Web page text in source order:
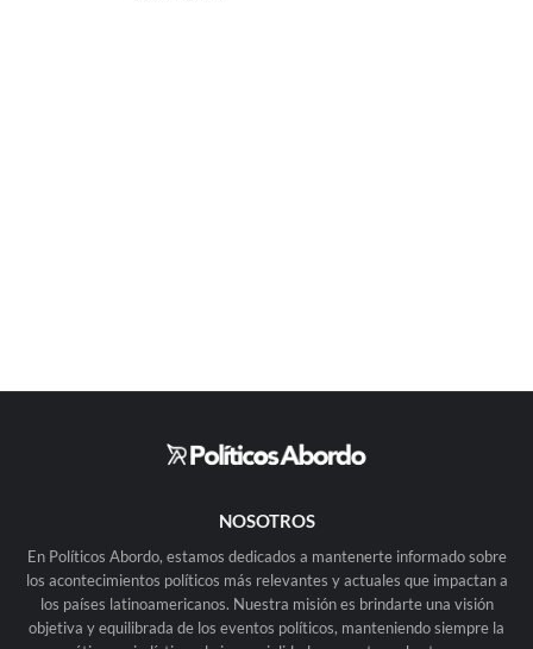
NOSOTROS
En Políticos Abordo, estamos dedicados a mantenerte informado sobre
los acontecimientos políticos más relevantes y actuales que impactan a
los países latinoamericanos. Nuestra misión es brindarte una visión
objetiva y equilibrada de los eventos políticos, manteniendo siempre la